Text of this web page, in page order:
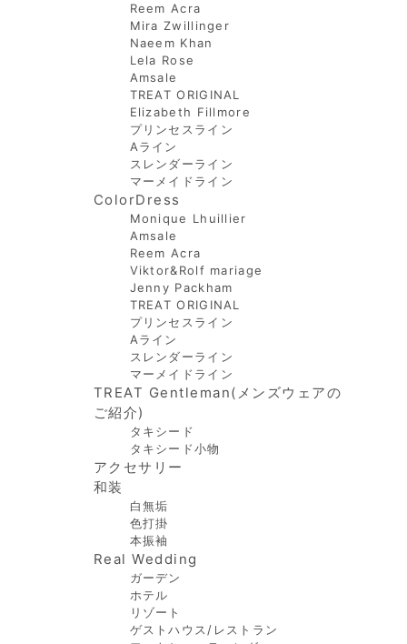
Reem Acra
Mira Zwillinger
Naeem Khan
Lela Rose
Amsale
TREAT ORIGINAL
Elizabeth Fillmore
プリンセスライン
Aライン
スレンダーライン
マーメイドライン
ColorDress
Monique Lhuillier
Amsale
Reem Acra
Viktor&Rolf mariage
Jenny Packham
TREAT ORIGINAL
プリンセスライン
Aライン
スレンダーライン
マーメイドライン
TREAT Gentleman(メンズウェアの
ご紹介)
タキシード
タキシード小物
アクセサリー
和装
白無垢
色打掛
本振袖
Real Wedding
ガーデン
ホテル
リゾート
ゲストハウス/レストラン